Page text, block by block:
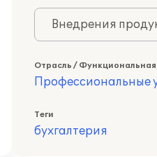
Внедрения
Отрасль / Функциональная
Профессиональные
Теги
бухгалтерия